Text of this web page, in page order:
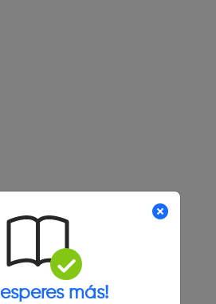
esperes más!